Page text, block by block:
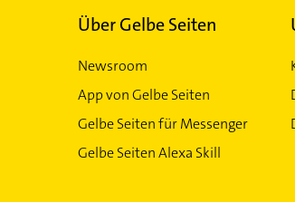
Über Gelbe Seiten
Newsroom
App von Gelbe Seiten
Gelbe Seiten für Messenger
Gelbe Seiten Alexa Skill